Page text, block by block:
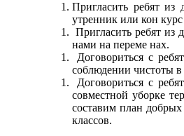
Пригласить ребят из
утренник или кон
Пригласить ребят из
нами на переме нах.
Договориться с
соблюдении чистоты в
Договориться с
совместной уборке
составим план
классов.